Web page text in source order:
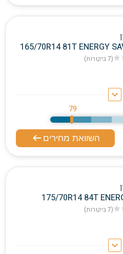
165/70R14 81T ENERGY
(7 ביקורות)
keyboard_arrow_down
79
השוואת מחירים
175/70R14 84T
(7 ביקורות)
keyboard_arrow_down